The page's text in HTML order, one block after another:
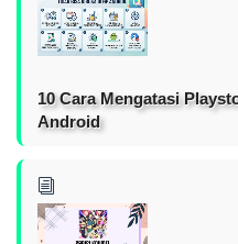
10 Cara Mengatasi
Android